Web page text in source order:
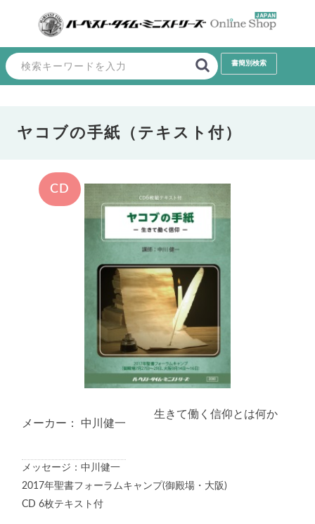
ヤコブの手紙（テキスト付）
CD
メーカー： 中川健一
生きて働く信仰とは何か
メッセージ：中川健一
2017年聖書フォーラムキャンプ(御殿場・大阪)
CD 6枚テキスト付